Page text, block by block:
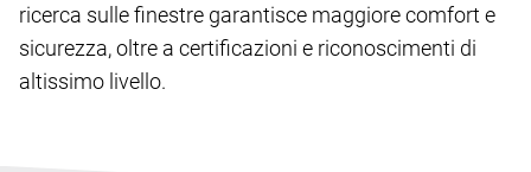
ricerca sulle finestre garantisce maggiore comfort e
sicurezza, oltre a certificazioni e riconoscimenti di
altissimo livello.